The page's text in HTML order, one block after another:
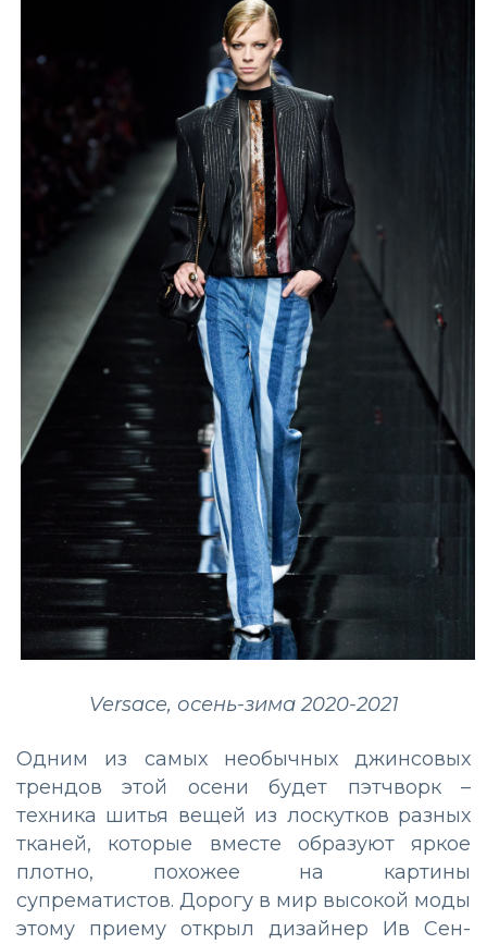
Versace, осень-зима 2020-2021
Одним из самых необычных джинсовых
трендов этой осени будет пэтчворк –
техника шитья вещей из лоскутков разных
тканей, которые вместе образуют яркое
плотно, похожее на картины
супрематистов. Дорогу в мир высокой моды
этому приему открыл дизайнер Ив Сен-